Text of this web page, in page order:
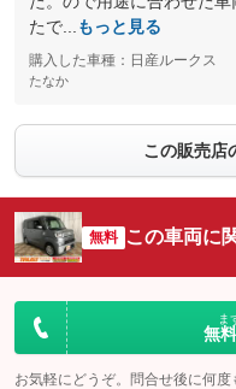
たで...
もっと見る
購入した車種：日産ルークス
たなか
この販売店
無料 この車両に
ま
無
お気軽にどうぞ。問合せ後に何